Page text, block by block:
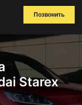
Позвонить
Starex